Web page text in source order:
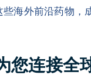
海外前沿药物，
您连接全